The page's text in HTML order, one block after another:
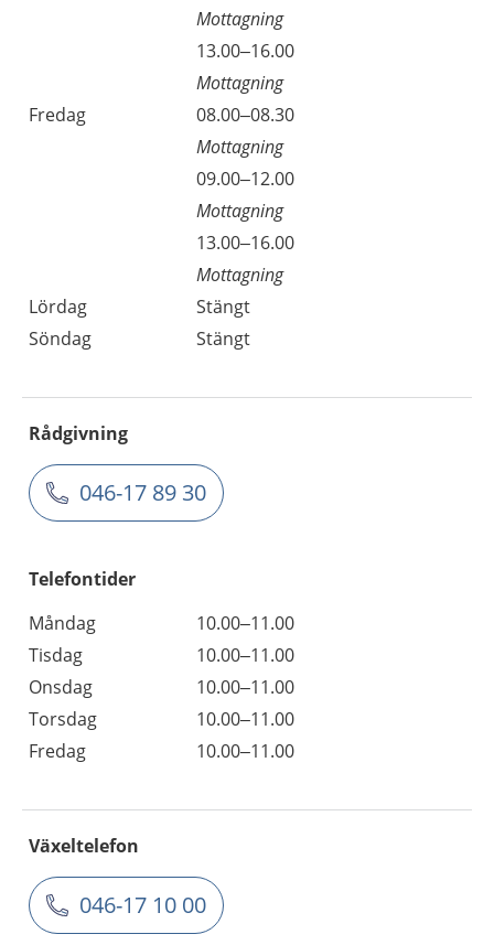
Mottagning
13.00–16.00
Mottagning
Fredag
08.00–08.30
Mottagning
09.00–12.00
Mottagning
13.00–16.00
Mottagning
Lördag
Stängt
Söndag
Stängt
Rådgivning
046-17 89 30
Telefontider
Måndag
10.00–11.00
Tisdag
10.00–11.00
Onsdag
10.00–11.00
Torsdag
10.00–11.00
Fredag
10.00–11.00
Växeltelefon
046-17 10 00